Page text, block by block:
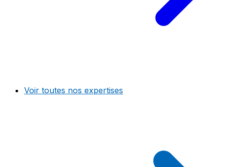
Voir toutes nos expertises